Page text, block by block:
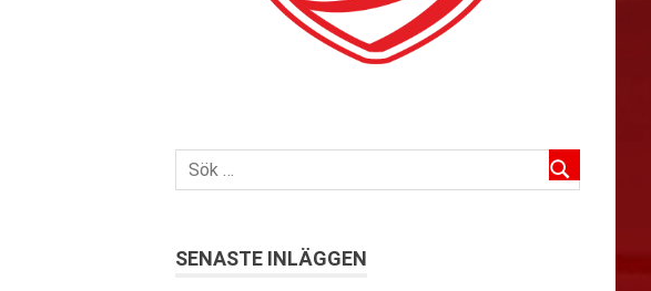
SENASTE INLÄGGEN